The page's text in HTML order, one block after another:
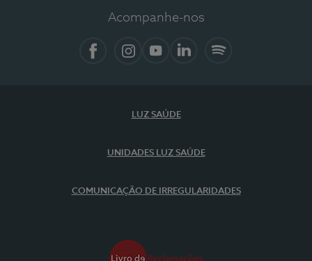
Acompanhe-nos
LUZ SAÚDE
UNIDADES LUZ SAÚDE
COMUNICAÇÃO DE IRREGULARIDADES